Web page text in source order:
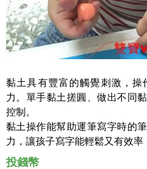
黏土具有豐富的觸覺刺激 ，
力 。單手黏土搓圓、做出不同
控制 。
黏土操作能幫助運筆寫字時的
力，讓孩子寫字能輕鬆又有效率
投錢幣